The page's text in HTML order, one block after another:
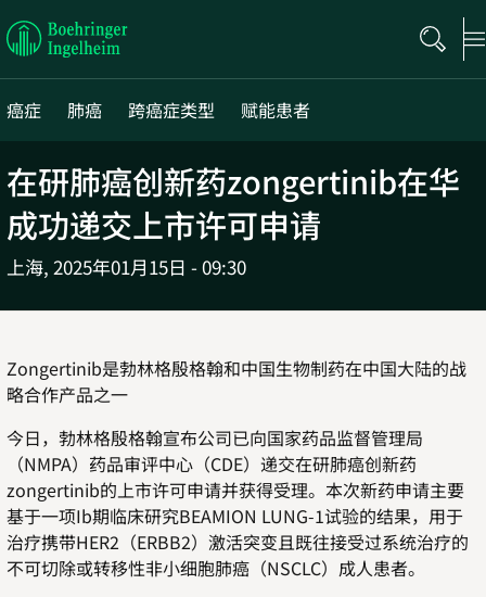
Boehringer
Ingelheim
癌症
肺癌 跨癌症类型 赋能患者
在研肺癌创新药zongertinib在华
成功递交上市许可申请
上海, 2025年01月15日 - 09:30
Zongertinib是勃林格殷格翰和中国生物制药在中国大陆的战
略合作产品之一
今日，勃林格殷格翰宣布公司已向国家药品监督管理局
（NMPA）药品审评中心（CDE）递交在研肺癌创新药
zongertinib的上市许可申请并获得受理。本次新药申请主要
基于一项Ib期临床研究BEAMION LUNG-1试验的结果，用于
治疗携带HER2 （ERBB2）激活突变且既往接受过系统治疗的
不可切除或转移性非小细胞肺癌（NSCLC）成人患者。